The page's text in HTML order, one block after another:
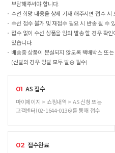
부담해주셔야 합니다.
수선 희망 내용을 상세 기재 해주시면 접수 시
수선 접수 불가 및 재접수 필요 시 반송 될 수
접수 없이 수선 상품을 임의 발송 할 경우 확
있습니다.
배송중 상품이 분실되지 않도록 택배박스 또
(신발의 경우 양발 모두 발송 필수)
01 AS 접수
마이페이지 > 쇼핑내역 > AS 신청 또는
고객센터(02-1644-0136)를 통해 접수
02 접수완료